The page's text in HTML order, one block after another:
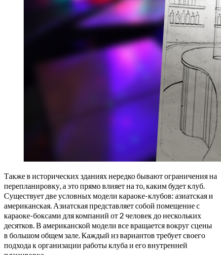
Также в исторических зданиях нередко бывают ограничения на
перепланировку, а это прямо влияет на то, каким будет клуб.
Существует две условных модели караоке-клубов: азиатская и
американская. Азиатская представляет собой помещение с
караоке-боксами для компаний от 2 человек до нескольких
десятков. В американской модели все вращается вокруг сцены
в большом общем зале. Каждый из вариантов требует своего
подхода к организации работы клуба и его внутренней